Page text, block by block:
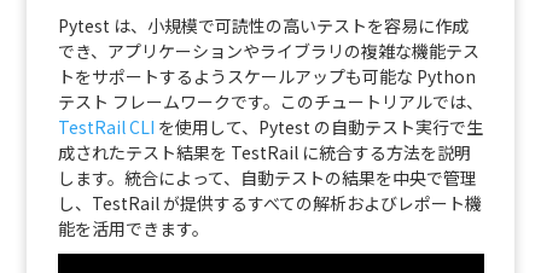
Pytest は、小規模で可読性の高いテストを容易に作成
でき、アプリケーションやライブラリの複雑な機能テス
トをサポートするようスケールアップも可能な Python
テスト フレームワークです。このチュートリアルでは、
TestRail CLI を使用して、Pytest の自動テスト実行で生
成されたテスト結果を TestRail に統合する方法を説明
します。統合によって、自動テストの結果を中央で管理
し、TestRail が提供するすべての解析およびレポート機
能を活用できます。